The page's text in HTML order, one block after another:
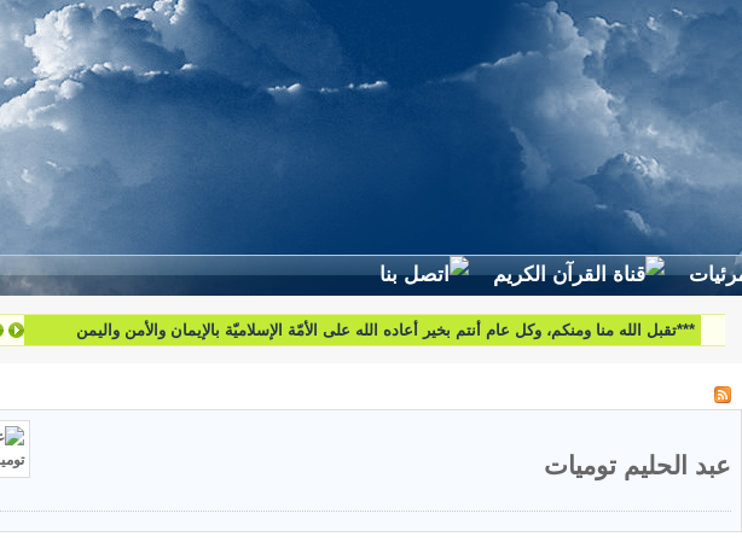
لطرح استفساراتكم وأسئلتكم واقتراحاتكم اتّصلوا بنا على البريد التّالي:
عبد الحليم توميات